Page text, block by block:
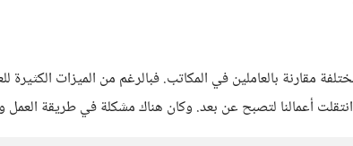
مقارنة بالعاملين في المكاتب​. فبالرغم من الميزات
أعمالنا لتصبح عن بعد. وكان هناك مشكلة في طريقة العمل